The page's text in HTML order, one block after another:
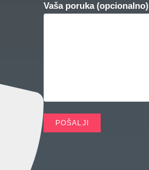
Vaša poruka (opcionalno)